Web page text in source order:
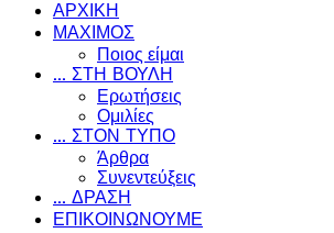
ΑΡΧΙΚΗ
ΜΑΧΙΜΟΣ
Ποιος είμαι
... ΣΤΗ ΒΟΥΛΗ
Ερωτήσεις
Ομιλίες
... ΣΤΟΝ ΤΥΠΟ
Άρθρα
Συνεντεύξεις
... ΔΡΑΣΗ
ΕΠΙΚΟΙΝΩΝΟΥΜΕ